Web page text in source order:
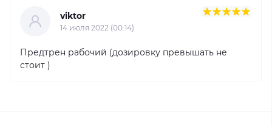
viktor
14 июля 2022 (00:14)
Предтрен рабочий (дозировку превышать не
стоит )